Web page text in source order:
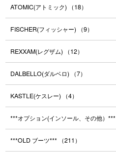
ATOMIC(アトミック) （18）
FISCHER(フィッシャー) （9）
REXXAM(レグザム) （12）
DALBELLO(ダルベロ) （7）
KASTLE(ケスレー) （4）
***オプション(インソール、その他）***
***OLD ブーツ*** （211）